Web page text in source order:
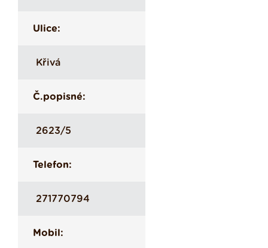
Ulice:
Křivá
Č.popisné:
2623/5
Telefon:
271770794
Mobil: